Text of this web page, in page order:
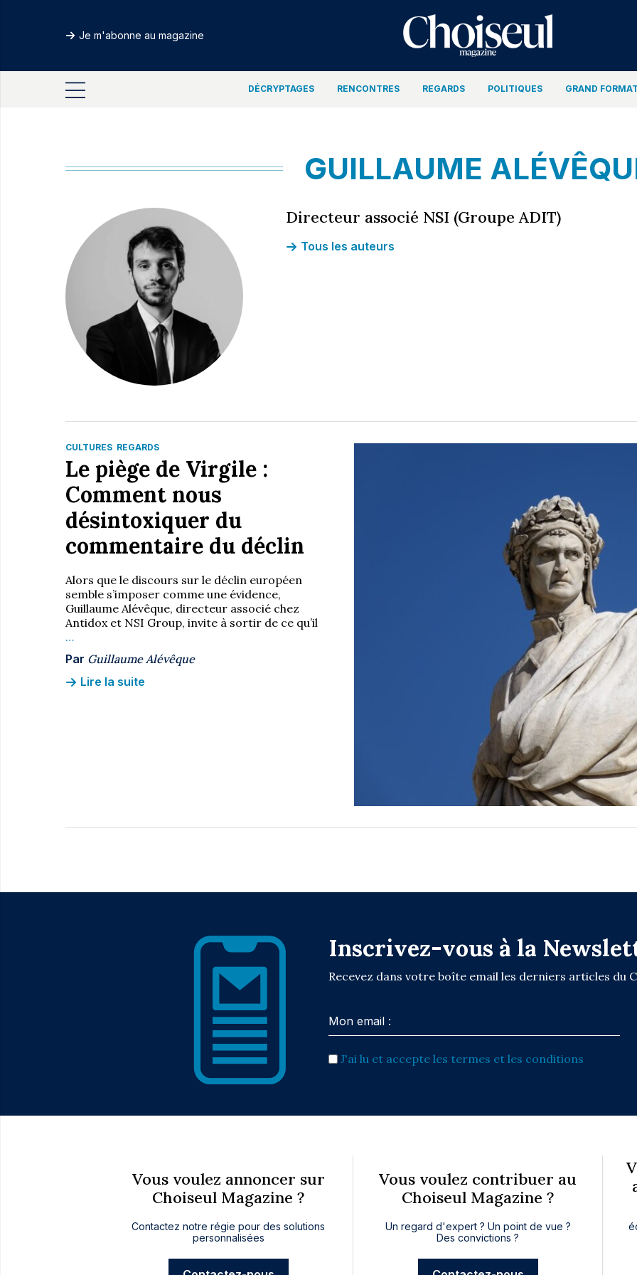
Je m'abonne au magazine
DÉCRYPTAGES RENCONTRES REGARDS POLITIQUES GRAND
GUILLAUME
Directeur associé NSI (Groupe ADIT)
Tous les auteurs
CULTURES REGARDS
Le piège de Virgile :
Comment nous
désintoxiquer du
commentaire du déclin
Alors que le discours sur le déclin européen
semble s’imposer comme une évidence,
Guillaume Alévêque, directeur associé chez
Antidox et NSI Group, invite à sortir de ce qu’il
…
Par Guillaume Alévêque
Lire la suite
Inscrivez-vous à la
Recevez dans votre boîte email les derniers articles du
J'ai lu et accepte les termes et les conditions
Vous voulez annoncer sur
Choiseul Magazine ?
Contactez notre régie pour des solutions
personnalisées
Vous voulez contribuer au
Choiseul Magazine ?
Un regard d'expert ? Un point de vue ?
Des convictions ?